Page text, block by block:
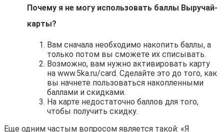
Почему я не могу использовать баллы Выручай-
карты?
Вам сначала необходимо накопить баллы, а
только потом вы сможете их списывать.
Возможно, вам нужно активировать карту
на www.5ka.ru/card. Сделайте это до того, как
вы начнете пользоваться накопленными
баллами и скидками.
На карте недостаточно баллов для того,
чтобы получить скидку.
Еще одним частым вопросом является такой: «Я